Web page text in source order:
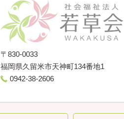
〒830-0033
福岡県久留米市天神町134番地1
0942-38-2606